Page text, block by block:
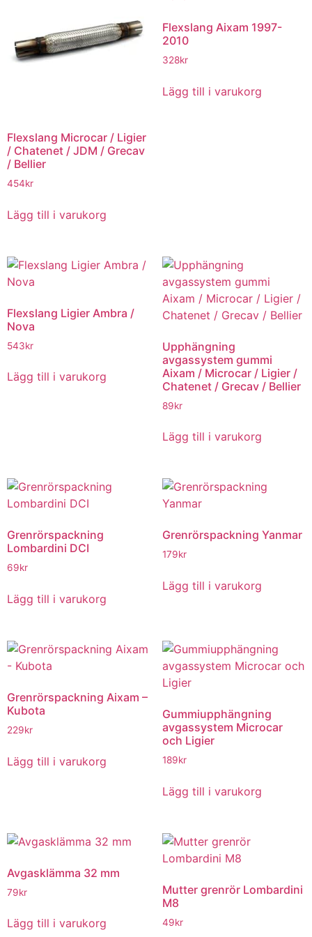
Flexslang Microcar / Ligier
/ Chatenet / JDM / Grecav
/ Bellier
454kr
Lägg till i varukorg
Flexslang Aixam 1997-
2010
328kr
Lägg till i varukorg
Flexslang Ligier Ambra /
Nova
543kr
Lägg till i varukorg
Upphängning
avgassystem gummi
Aixam / Microcar / Ligier /
Chatenet / Grecav / Bellier
89kr
Lägg till i varukorg
Grenrörspackning
Lombardini DCI
69kr
Lägg till i varukorg
Grenrörspackning Yanmar
179kr
Lägg till i varukorg
Grenrörspackning Aixam –
Kubota
229kr
Lägg till i varukorg
Gummiupphängning
avgassystem Microcar
och Ligier
189kr
Lägg till i varukorg
Avgasklämma 32 mm
79kr
Lägg till i varukorg
Mutter grenrör Lombardini
M8
49kr